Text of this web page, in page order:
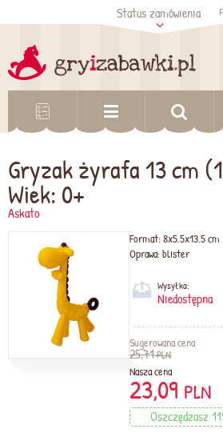
Sprawdź status
zamówienia
Status zamówienia
Gryzak żyrafa 13 cm
Wiek: 0+
Askato
Format:8x5.5x13.5 cm
Oprawa:blister
Wysyłka:
Niedostępna
Sugerowana cena
25,71PLN
Nasza cena
23,09 PLN
Oszczędzasz